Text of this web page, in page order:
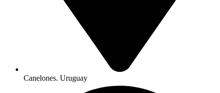
Canelones. Uruguay